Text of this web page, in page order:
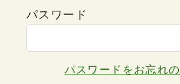
パスワード
パスワードをお忘れ